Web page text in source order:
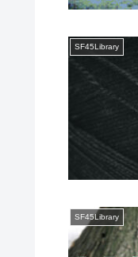
SF45Library
SF45Library